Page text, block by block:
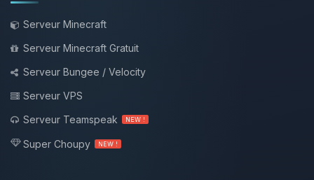
Serveur Minecraft
Serveur Minecraft Gratuit
Serveur Bungee / Velocity
Serveur VPS
Serveur Teamspeak
NEW !
Super Choupy NEW !